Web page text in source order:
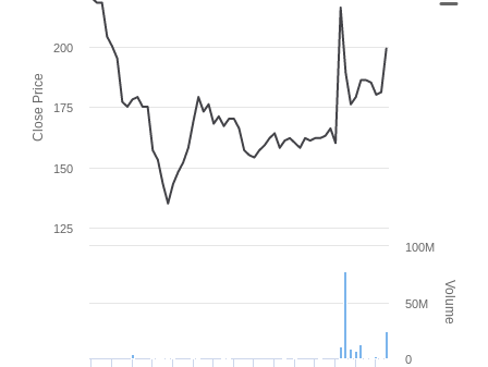
Close Price
Volume
125
150
175
200
0
50M
100M